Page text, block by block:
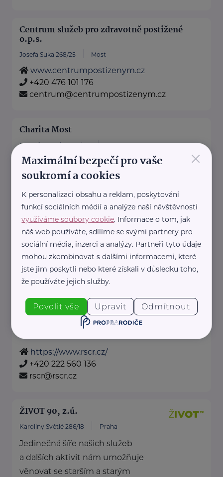
Centrum služeb pro zdravotně postižené
o.p.s.
Josefa Suka 268/25 Most
www.centrumpostizenym.cz
+420 476 101 176
centrum@centrumpostizenym.cz
Charita Most
Františka Malíka 956/16a Most
charitamost.cz
+420 476 119 999
Bronzový partner
RADA SENIORŮ ČR
Politických vězňů 1419/11 Praha 1
Poskytujeme bezplatné sociálně-
právní poradentství pro seniory
po celé ČR.
Vydáváme časopis Doba seniorů.
Akreditované poradny RS ...
https://www.rscr.cz/
+420 222 560 136
rscr@rscr.cz
ŽIVOT 90, z.ú.
Karoliny Světlé 286/18 Praha
Jedinečná šíře našich služeb
a dalších aktivit nám umožňuje
věnovat se starším a starým
×
Maximální bezpečí pro vaše
soukromí a cookies
K personalizaci obsahu a reklam, poskytování
funkcí sociálních médií a analýze naší návštěvnosti
využíváme soubory cookie. Informace o tom, jak
náš web používáte, sdílíme se svými partnery pro
sociální média, inzerci a analýzy. Partneři tyto údaje
mohou zkombinovat s dalšími informacemi, které
jste jim poskytli nebo které získali v důsledku toho,
že používáte jejich služby.
Povolit vše Upravit Odmítnout